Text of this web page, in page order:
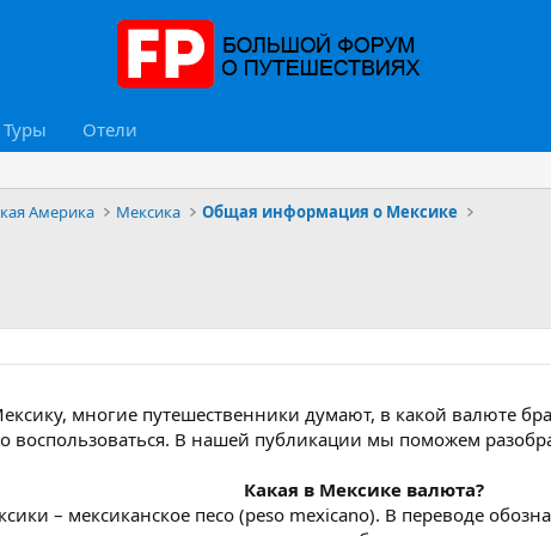
Туры Отели
Америка Мексика Общая информация о Мексике
многие путешественники думают, в какой валюте
воспользоваться. В нашей публикации мы поможем
Какая в Мексике валюта?
– мексиканское песо (peso mexicano). В переводе